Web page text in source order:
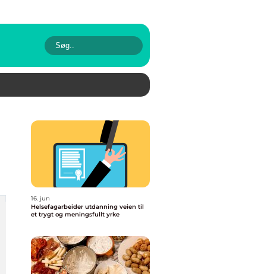
16. jun
Helsefagarbeider utdanning veien til
et trygt og meningsfullt yrke